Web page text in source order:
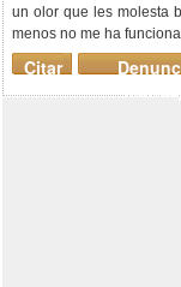
un olor que les molesta
menos no me ha
Citar